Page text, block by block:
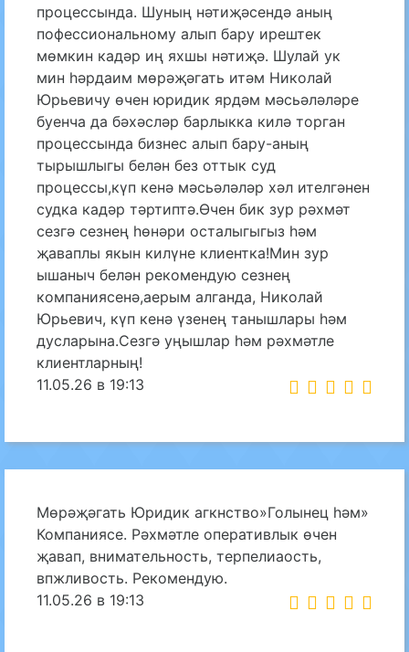
процессында. Шуның нәтиҗәсендә аның
пофессиональному алып бару ирештек
мөмкин кадәр иң яхшы нәтиҗә. Шулай ук
мин һәрдаим мөрәҗәгать итәм Николай
Юрьевичу өчен юридик ярдәм мәсьәләләре
буенча да бәхәсләр барлыкка килә торган
процессында бизнес алып бару-аның
тырышлыгы белән без оттык суд
процессы,күп кенә мәсьәләләр хәл ителгәнен
судка кадәр тәртиптә.Өчен бик зур рәхмәт
сезгә сезнең һөнәри осталыгыгыз һәм
җаваплы якын килүне клиентка!Мин зур
ышаныч белән рекомендую сезнең
компаниясенә,аерым алганда, Николай
Юрьевич, күп кенә үзенең танышлары һәм
дусларына.Сезгә уңышлар һәм рәхмәтле
клиентларның!
11.05.26 в 19:13
Мөрәҗәгать Юридик агкнство»Голынец һәм»
Компаниясе. Рәхмәтле оперативлык өчен
җавап, внимательность, терпелиаость,
впжливость. Рекомендую.
11.05.26 в 19:13